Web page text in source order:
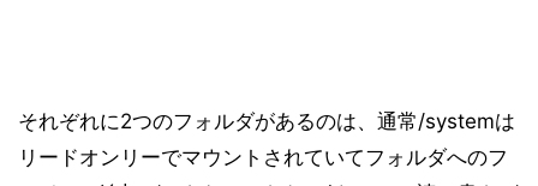
それぞれに2つのフォルダがあるのは、通常/systemは
リードオンリーでマウントされていてフォルダへのフ